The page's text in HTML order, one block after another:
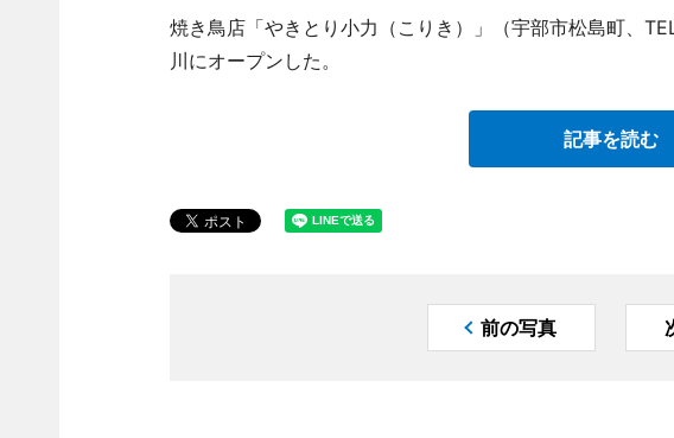
焼き鳥店「やきとり小力（こりき）」（宇部市松島町、
川にオープンした。
記事を読む
前の写真